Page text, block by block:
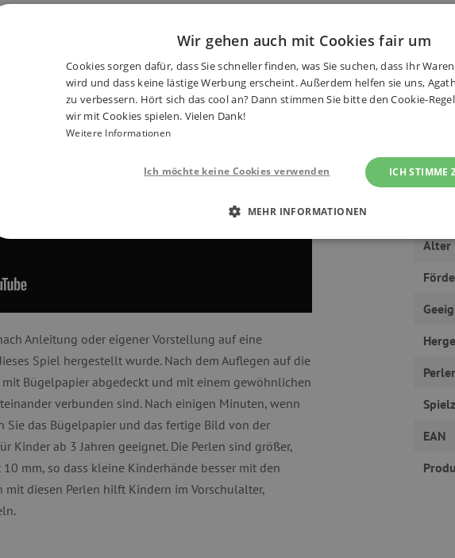
zeigt, wie man mit den Perlen arbeitet:
Anleitung oder eigener Vorstellung auf eine
Spiel hergestellt wurde. Nach dem Auflegen auf die
Bügelpapier abgedeckt und mit einem gewöhnlichen
verbunden sind. Nach einigen Minuten, wenn
Sie das Bügelpapier und das fertige Bild von der
Kinder ab 3 Jahren geeignet. Die Perlen sind größer,
mm, so dass kleine Kinderhände besser mit den
mit diesen Perlen hilft Kindern im Vorschulalter,
Alter
EAN
Wir gehen auch mit Cookies fair um
Cookies sorgen dafür, dass Sie schneller finden, was Sie suchen, dass Ihr
wird und dass keine lästige Werbung erscheint. Außerdem helfen sie uns,
zu verbessern. Hört sich das cool an? Dann stimmen Sie bitte den Cookie-
wir mit Cookies spielen. Vielen Dank!
Weitere Informationen
ICH STIMME
Ich möchte keine Cookies verwenden
MEHR INFORMATIONEN
TARGETING
Unbedingt erforderliche Cookies ermöglichen wesentliche Kernfunktionen der Website wie die
Ohne die unbedingt erforderlichen Cookies kann die Website nicht ordnungsgemäß verwendet werden.
Name
Provider /Domäne Ablaufdatum
featureFlagIdentifier
www.agathaswelt.de
PHPSESSID
PHP.net
www.agathaswelt.de
Univerzální
proměnných relací
__cf_bm
Cloudflare Inc.
Dieser Cookie wird